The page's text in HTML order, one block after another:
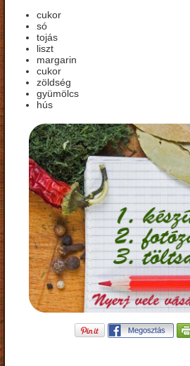
cukor
só
tojás
liszt
margarin
cukor
zöldség
gyümölcs
hús